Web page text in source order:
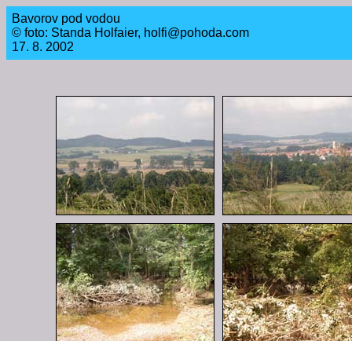
Bavorov pod vodou
© foto: Standa Holfaier, holfi@pohoda.com
17. 8. 2002